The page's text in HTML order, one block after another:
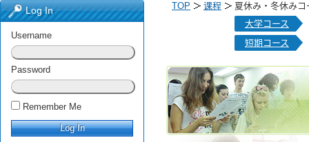
Log In
Username
Password
Remember Me
TOP 课程
夏休み・冬休みコ
大学コース
短期コース